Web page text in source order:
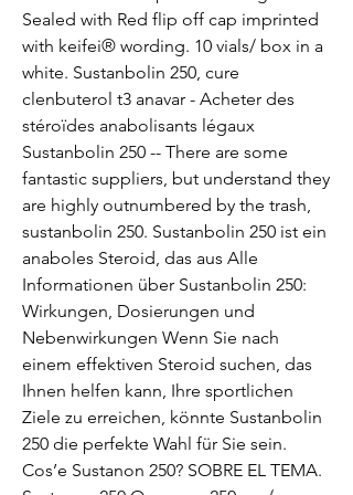
Sealed with Red flip off cap imprinted
with keifei® wording. 10 vials/ box in a
white. Sustanbolin 250, cure
clenbuterol t3 anavar - Acheter des
stéroïdes anabolisants légaux
Sustanbolin 250 -- There are some
fantastic suppliers, but understand they
are highly outnumbered by the trash,
sustanbolin 250. Sustanbolin 250 ist ein
anaboles Steroid, das aus Alle
Informationen über Sustanbolin 250:
Wirkungen, Dosierungen und
Nebenwirkungen Wenn Sie nach
einem effektiven Steroid suchen, das
Ihnen helfen kann, Ihre sportlichen
Ziele zu erreichen, könnte Sustanbolin
250 die perfekte Wahl für Sie sein.
Cos’e Sustanon 250? SOBRE EL TEMA.